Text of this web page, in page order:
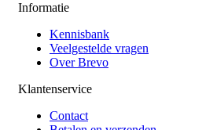
Informatie
Kennisbank
Veelgestelde vragen
Over Brevo
Klantenservice
Contact